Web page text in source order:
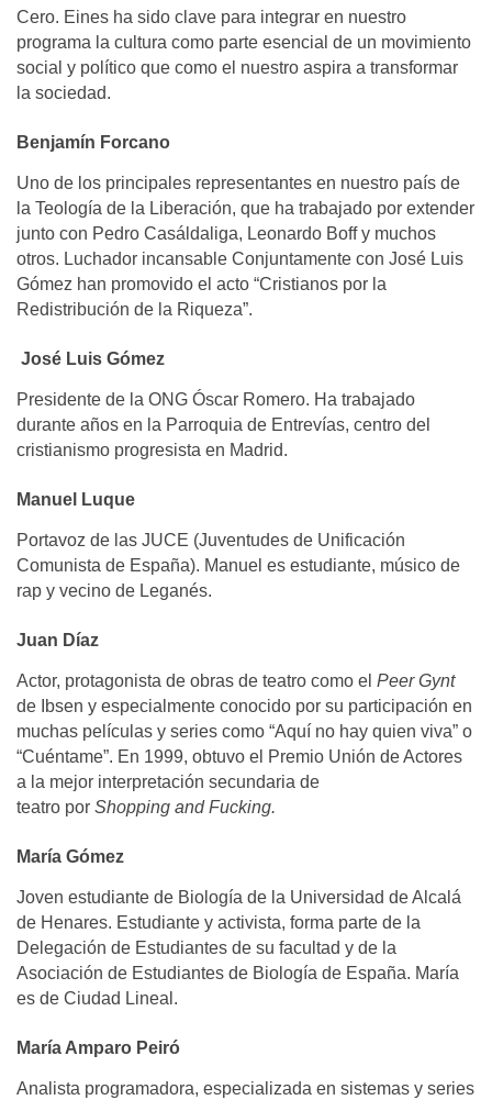
Cero. Eines ha sido clave para integrar en nuestro
programa la cultura como parte esencial de un movimiento
social y político que como el nuestro aspira a transformar
la sociedad.
Benjamín Forcano
Uno de los principales representantes en nuestro país de
la Teología de la Liberación, que ha trabajado por extender
junto con Pedro Casáldaliga, Leonardo Boff y muchos
otros. Luchador incansable Conjuntamente con José Luis
Gómez han promovido el acto “Cristianos por la
Redistribución de la Riqueza”.
José Luis Gómez
Presidente de la ONG Óscar Romero. Ha trabajado
durante años en la Parroquia de Entrevías, centro del
cristianismo progresista en Madrid.
Manuel Luque
Portavoz de las JUCE (Juventudes de Unificación
Comunista de España). Manuel es estudiante, músico de
rap y vecino de Leganés.
Juan Díaz
Actor, protagonista de obras de teatro como el Peer Gynt
de Ibsen y especialmente conocido por su participación en
muchas películas y series como “Aquí no hay quien viva” o
“Cuéntame”. En 1999, obtuvo el Premio Unión de Actores
a la mejor interpretación secundaria de
teatro por Shopping and Fucking.
María Gómez
Joven estudiante de Biología de la Universidad de Alcalá
de Henares. Estudiante y activista, forma parte de la
Delegación de Estudiantes de su facultad y de la
Asociación de Estudiantes de Biología de España. María
es de Ciudad Lineal.
María Amparo Peiró
Analista programadora, especializada en sistemas y series